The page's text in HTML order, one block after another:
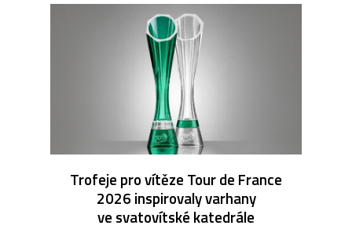
Trofeje pro vítěze Tour de France
2026 inspirovaly varhany
ve svatovítské katedrále